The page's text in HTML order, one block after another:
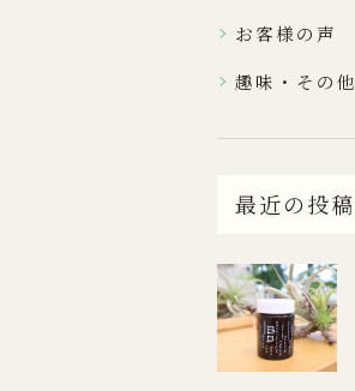
お客様の声
趣味・その他
最近の投稿